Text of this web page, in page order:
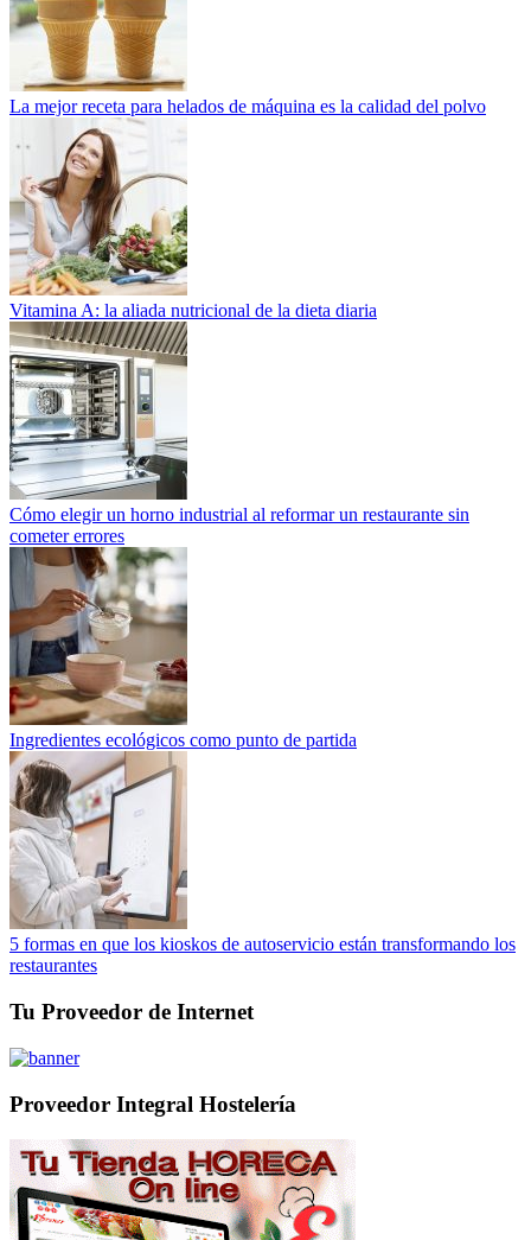
La mejor receta para helados de máquina es la calidad del polvo
Vitamina A: la aliada nutricional de la dieta diaria
Cómo elegir un horno industrial al reformar un restaurante sin
cometer errores
Ingredientes ecológicos como punto de partida
5 formas en que los kioskos de autoservicio están transformando los
restaurantes
Tu Proveedor de Internet
Proveedor Integral Hostelería